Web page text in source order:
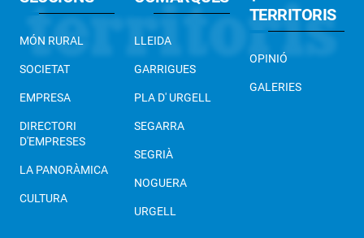
MÓN RURAL
SOCIETAT
EMPRESA
DIRECTORI
D'EMPRESES
LA PANORÀMICA
CULTURA
LLEIDA
GARRIGUES
PLA D' URGELL
SEGARRA
SEGRIÀ
NOGUERA
URGELL
TERRITORIS
OPINIÓ
GALERIES